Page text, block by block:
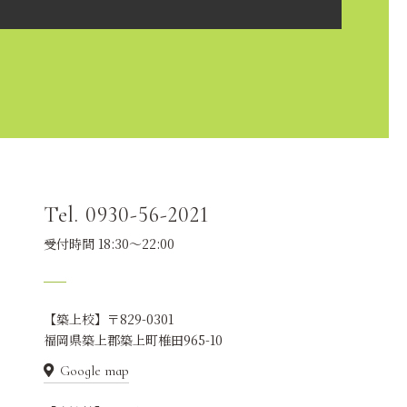
Tel. 0930-56-2021
受付時間 18:30～22:00
【築上校】〒829-0301
福岡県築上郡築上町椎田965-10
Google map